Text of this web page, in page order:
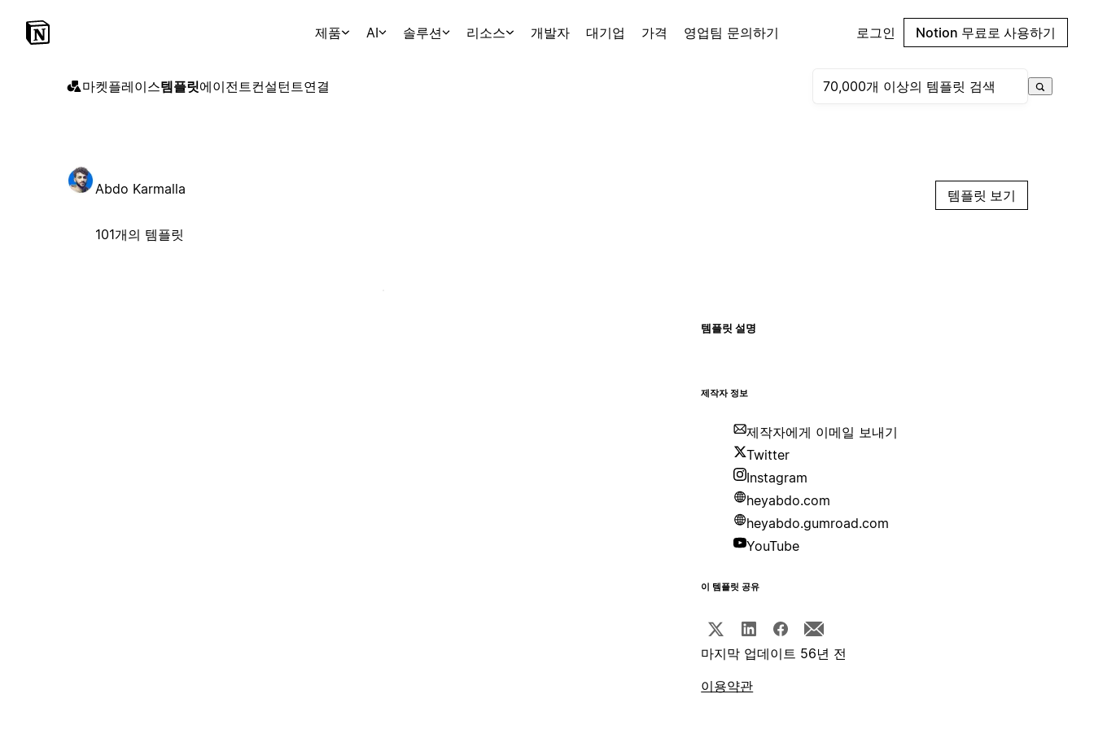
제품 AI 솔루션 리소스 개발자 대기업 가격 영업팀 문의하기 로그인 Notion 무료로 사용하기
마켓플레이스템플릿에이전트컨설턴트연결
Abdo Karmalla
101개의 템플릿
템플릿 보기
템플릿 설명
제작자 정보
제작자에게 이메일 보내기
Twitter
Instagram
heyabdo.com
heyabdo.gumroad.com
YouTube
이 템플릿 공유
마지막 업데이트 56년 전
이용약관